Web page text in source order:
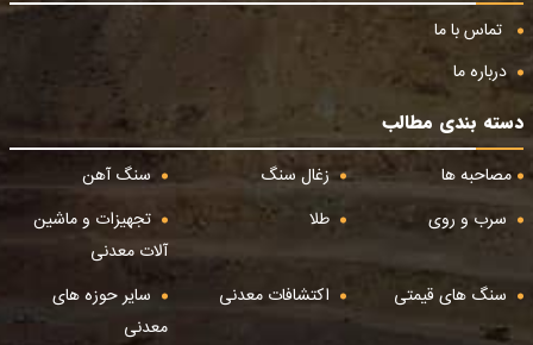
تماس با ما
درباره ما
دسته بندی مطالب
مصاحبه ها
زغال سنگ
سنگ آهن
سرب و روی
طلا
تجهیزات و ماشین
آلات معدنی
سنگ های قیمتی
اکتشافات معدنی
سایر حوزه های
معدنی